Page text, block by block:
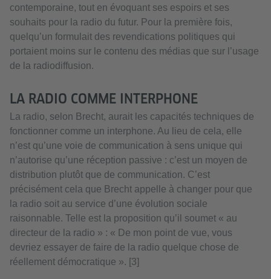
contemporaine, tout en évoquant ses espoirs et ses
souhaits pour la radio du futur. Pour la première fois,
quelqu’un formulait des revendications politiques qui
portaient moins sur le contenu des médias que sur l’usage
de la radiodiffusion.
LA RADIO COMME INTERPHONE
La radio, selon Brecht, aurait les capacités techniques de
fonctionner comme un interphone. Au lieu de cela, elle
n’est qu’une voie de communication à sens unique qui
n’autorise qu’une réception passive : c’est un moyen de
distribution plutôt que de communication. C’est
précisément cela que Brecht appelle à changer pour que
la radio soit au service d’une évolution sociale
raisonnable. Telle est la proposition qu’il soumet « au
directeur de la radio » : « De mon point de vue, vous
devriez essayer de faire de la radio quelque chose de
réellement démocratique ». [3]